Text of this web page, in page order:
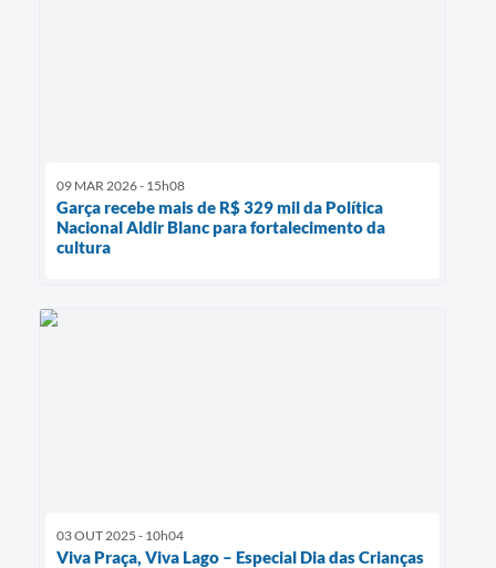
09 MAR 2026 - 15h08
Garça recebe mais de R$ 329 mil da Política
Nacional Aldir Blanc para fortalecimento da
cultura
03 OUT 2025 - 10h04
Viva Praça, Viva Lago – Especial Dia das Crianças